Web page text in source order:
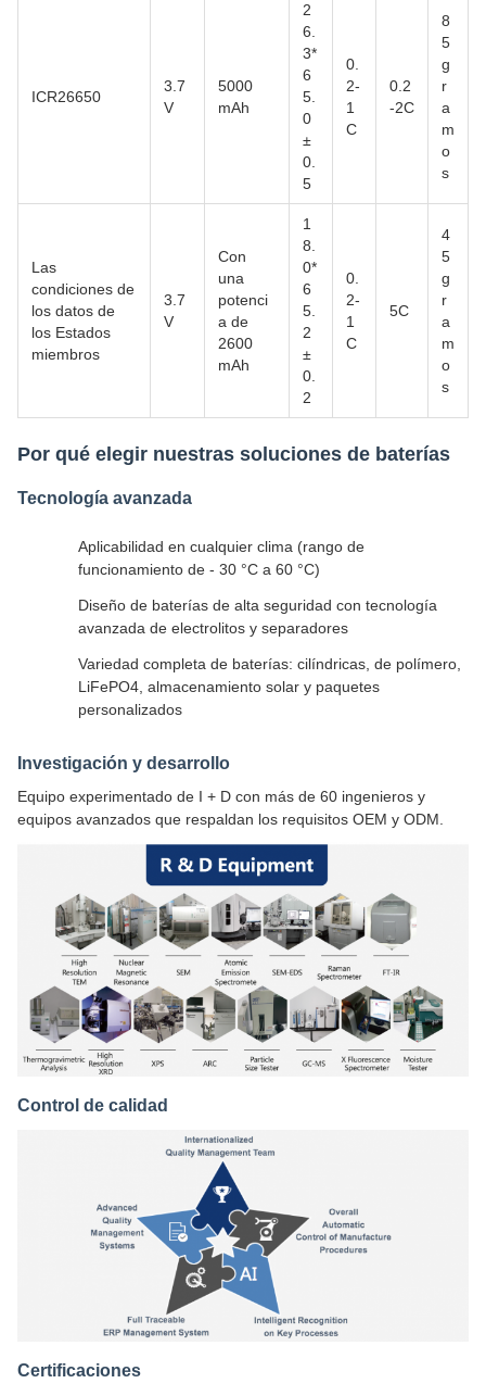
ICR26650
3.7
V
5000
mAh
2
6.
3*
6
5.
0
±
0.
5
0.
2-
1
C
0.2
-2C
8
5
g
r
a
m
o
s
Las
condiciones de
los datos de
los Estados
miembros
3.7
V
Con
una
potenci
a de
2600
mAh
1
8.
0*
6
5.
2
±
0.
2
0.
2-
1
C
5C
4
5
g
r
a
m
o
s
Por qué elegir nuestras soluciones de baterías
Tecnología avanzada
Aplicabilidad en cualquier clima (rango de
funcionamiento de - 30 °C a 60 °C)
Diseño de baterías de alta seguridad con tecnología
avanzada de electrolitos y separadores
Variedad completa de baterías: cilíndricas, de polímero,
LiFePO4, almacenamiento solar y paquetes
personalizados
Investigación y desarrollo
Equipo experimentado de I + D con más de 60 ingenieros y
equipos avanzados que respaldan los requisitos OEM y ODM.
Control de calidad
Certificaciones